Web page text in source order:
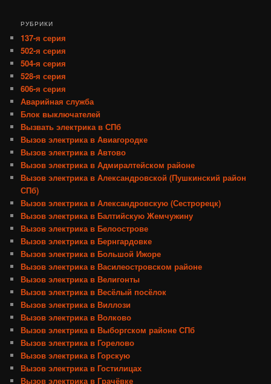
РУБРИКИ
137-я серия
502-я серия
504-я серия
528-я серия
606-я серия
Аварийная служба
Блок выключателей
Вызвать электрика в СПб
Вызов электрика в Авиагородке
Вызов электрика в Автово
Вызов электрика в Адмиралтейском районе
Вызов электрика в Александровской (Пушкинский район
СПб)
Вызов электрика в Александровскую (Сестрорецк)
Вызов электрика в Балтийскую Жемчужину
Вызов электрика в Белоострове
Вызов электрика в Бернгардовке
Вызов электрика в Большой Ижоре
Вызов электрика в Василеостровском районе
Вызов электрика в Велигонты
Вызов электрика в Весёлый посёлок
Вызов электрика в Виллози
Вызов электрика в Волково
Вызов электрика в Выборгском районе СПб
Вызов электрика в Горелово
Вызов электрика в Горскую
Вызов электрика в Гостилицах
Вызов электрика в Грачёвке